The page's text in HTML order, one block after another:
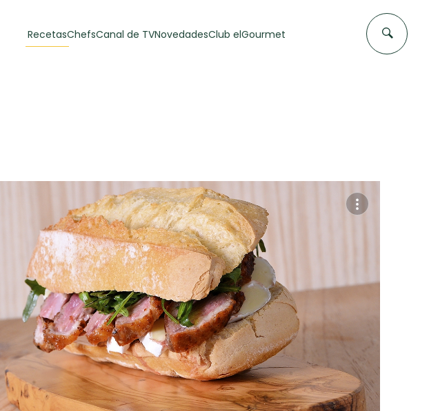
Recetas
EMPANADAS DE
CARNE
60 min
FLAN CASERO
50 min
ChefsCanal de TVNovedadesClub elGourmet